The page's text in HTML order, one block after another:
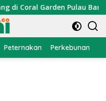
Pulau Barrang Caddi
Peternakan Perkebunan